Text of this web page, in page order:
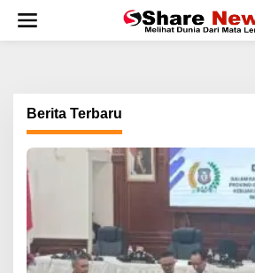
w
Berita Terbaru